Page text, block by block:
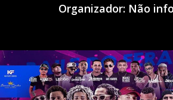
Organizador: Não